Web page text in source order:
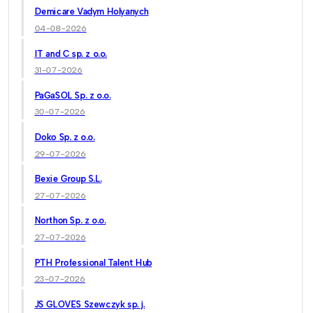
Demicare Vadym Holyanych
04-08-2026
IT and C sp. z o.o.
31-07-2026
PaGaSOL Sp. z o.o.
30-07-2026
Doko Sp. z o.o.
29-07-2026
Bexie Group S.L.
27-07-2026
Northon Sp. z o.o.
27-07-2026
PTH Professional Talent Hub
23-07-2026
JS GLOVES Szewczyk sp. j.